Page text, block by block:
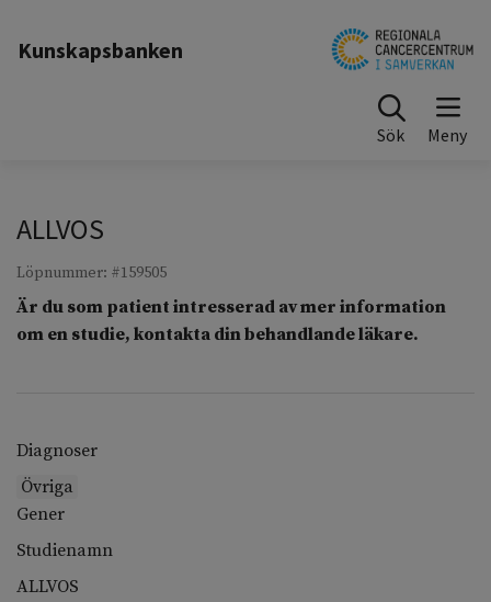
Kunskapsbanken
Sök
ALLVOS
Löpnummer: #159505
Är du som patient intresserad av mer information
om en studie, kontakta din behandlande läkare.
Diagnoser
Övriga
Gener
Studienamn
ALLVOS